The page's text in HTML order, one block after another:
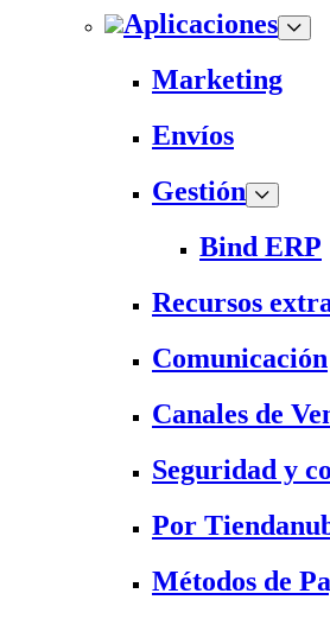
Aplicaciones
Marketing
Envíos
Gestión
Bind ERP
Recursos
Comunicación
Canales de
Seguridad y
Por
Métodos de